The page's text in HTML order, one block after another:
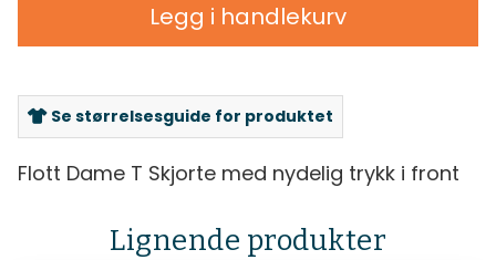
Legg i handlekurv
Se størrelsesguide for produktet
Flott Dame T Skjorte med nydelig trykk i front
Lignende produkter